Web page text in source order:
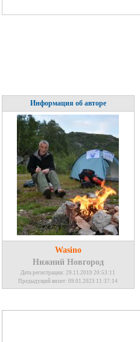
Информация об авторе
Wasino
Нижний Новгород
Дата регистрации: 29.11.2010 20:53:11
Предыдущий визит: 09.01.2023 11:37:14